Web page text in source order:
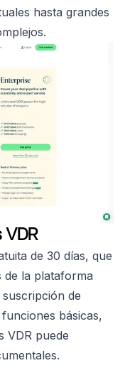
hasta grandes
de 30 días, que
de la plataforma
de
básicas,
VDR puede